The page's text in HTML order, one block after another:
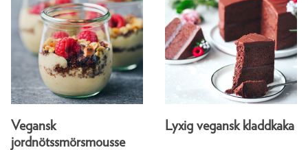
Vegansk
jordnötssmörsmousse
Lyxig vegansk kladdkaka